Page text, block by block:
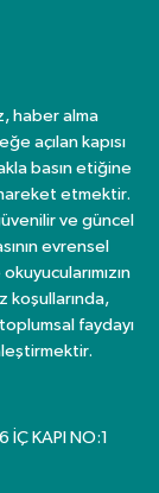
haber alma
açılan kapısı
basın etiğine
etmektir.
ve güncel
evrensel
koşullarında,
faydayı
İÇ KAPI NO:1